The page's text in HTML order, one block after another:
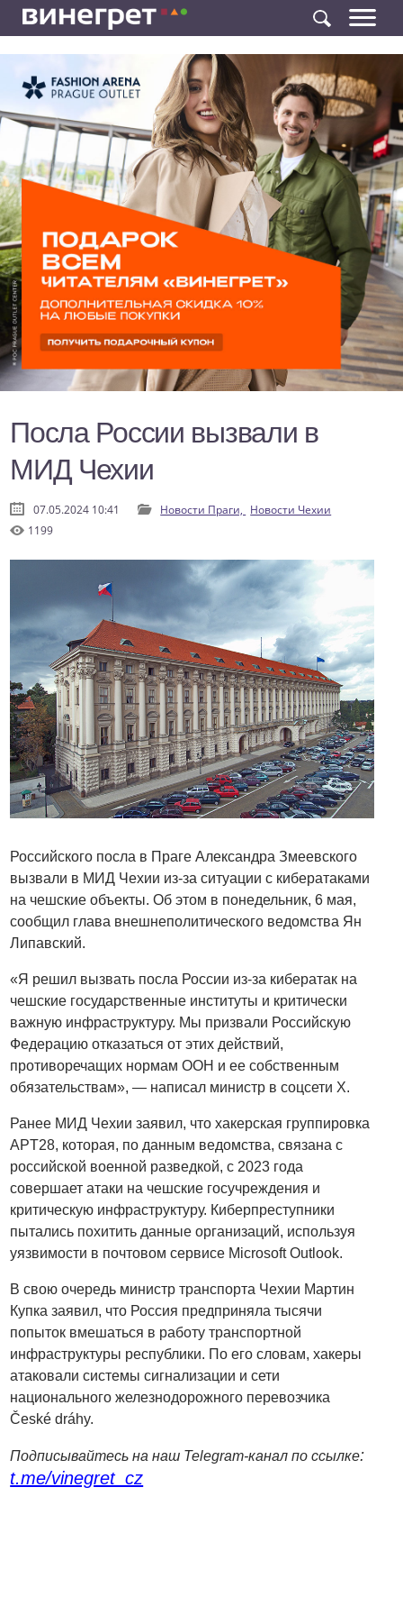
Посла России вызвали в
МИД Чехии
07.05.2024 10:41 Новости Праги, Новости Чехии
1199
Российского посла в Праге Александра Змеевского
вызвали в МИД Чехии из-за ситуации с кибератаками
на чешские объекты. Об этом в понедельник, 6 мая,
сообщил глава внешнеполитического ведомства Ян
Липавский.
«Я решил вызвать посла России из-за кибератак на
чешские государственные институты и критически
важную инфраструктуру. Мы призвали Российскую
Федерацию отказаться от этих действий,
противоречащих нормам ООН и ее собственным
обязательствам», — написал министр в соцсети Х.
Ранее МИД Чехии заявил, что хакерская группировка
APT28, которая, по данным ведомства, связана с
российской военной разведкой, с 2023 года
совершает атаки на чешские госучреждения и
критическую инфраструктуру. Киберпреступники
пытались похитить данные организаций, используя
уязвимости в почтовом сервисе Microsoft Outlook.
В свою очередь министр транспорта Чехии Мартин
Купка заявил, что Россия предприняла тысячи
попыток вмешаться в работу транспортной
инфраструктуры республики. По его словам, хакеры
атаковали системы сигнализации и сети
национального железнодорожного перевозчика
České dráhy.
Подписывайтесь на наш Telegram-канал по ссылке:
t.me/vinegret_cz